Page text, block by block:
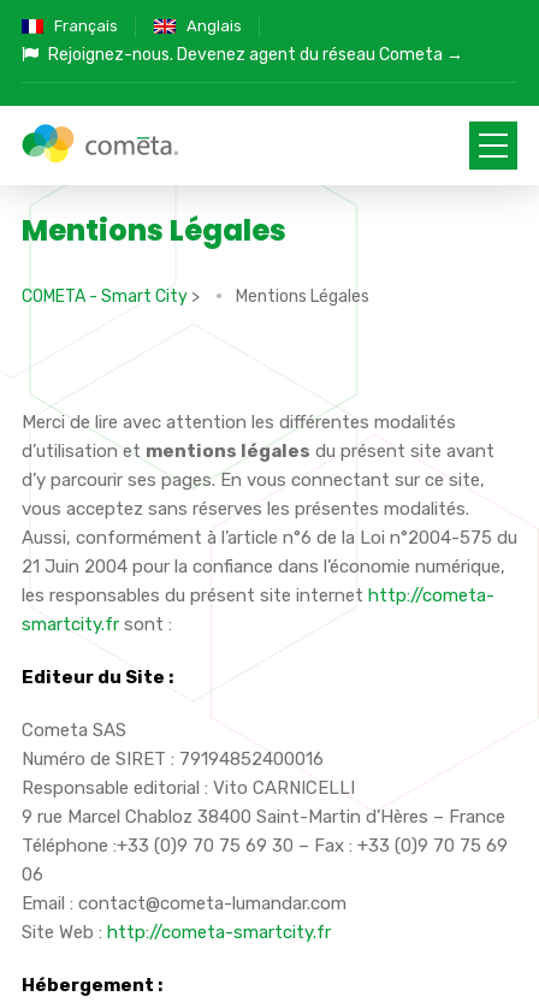
Français Anglais
Rejoignez-nous. Devenez agent du réseau Cometa →
Mentions Légales
COMETA - Smart City> Mentions Légales
Merci de lire avec attention les différentes modalités
d’utilisation et mentions légales du présent site avant
d’y parcourir ses pages. En vous connectant sur ce site,
vous acceptez sans réserves les présentes modalités.
Aussi, conformément à l’article n°6 de la Loi n°2004-575 du
21 Juin 2004 pour la confiance dans l’économie numérique,
les responsables du présent site internet http://cometa-
smartcity.frsont :
Editeur du Site :
Cometa SAS
Numéro de SIRET : 79194852400016
Responsable editorial : Vito CARNICELLI
9 rue Marcel Chabloz 38400 Saint-Martin d’Hères – France
Téléphone :+33 (0)9 70 75 69 30 – Fax : +33 (0)9 70 75 69
06
Email : contact@cometa-lumandar.com
Site Web : http://cometa-smartcity.fr
Hébergement :